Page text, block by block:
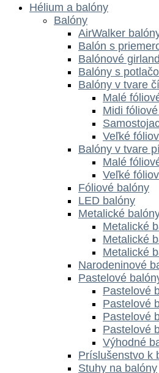
Hélium a balóny
Balóny
AirWalker
Balón s
Balónové
Balóny s
Balóny v tvare
Malé
Midi
Veľké
Balóny v tvare
Malé
Veľké
Fóliové balóny
LED balóny
Metalické
Metalické
Metalické
Metalické
Narodeninové
Pastelové
Pastelové
Pastelové
Pastelové
Pastelové
Výhodné
Príslušenstvo k
Stuhy na balóny